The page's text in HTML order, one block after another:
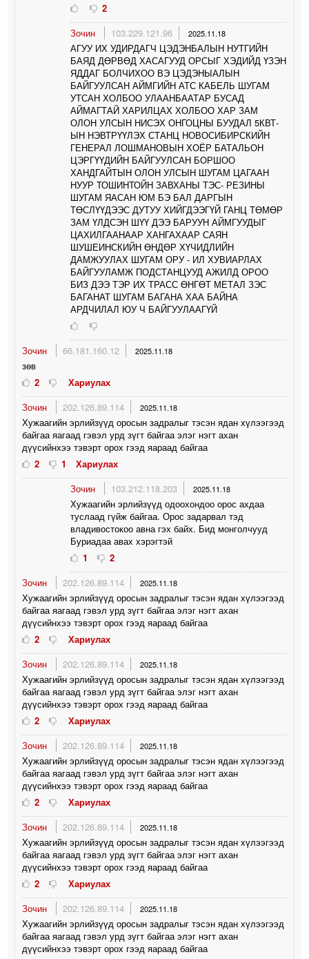
2
Зочин
103.229.121.96 2025.11.18
АГУУ ИХ УДИРДАГЧ ЦЭДЭНБАЛЫН НУТГИЙН
БАЯД ДӨРВӨД ХАСАГУУД ОРСЫГ ХЭДИЙД ҮЗЭН
ЯДДАГ БОЛЧИХОО ВЭ ЦЭДЭНЫАЛЫН
БАЙГУУЛСАН АЙМГИЙН АТС КАБЕЛЬ ШУГАМ
УТСАН ХОЛБОО УЛААНБААТАР БУСАД
АЙМАГТАЙ ХАРИЛЦАХ ХОЛБОО ХАР ЗАМ
ОЛОН УЛСЫН НИСЭХ ОНГОЦНЫ БУУДАЛ 5КВТ-
ЫН НЭВТРҮҮЛЭХ СТАНЦ НОВОСИБИРСКИЙН
ГЕНЕРАЛ ЛОШМАНОВЫН ХОЁР БАТАЛЬОН
ЦЭРГҮҮДИЙН БАЙГУУЛСАН БОРШОО
ХАНДГАЙТЫН ОЛОН УЛСЫН ШУГАМ ЦАГААН
НУУР ТОШИНТОЙН ЗАВХАНЫ ТЭС- РЕЗИНЫ
ШУГАМ ЯАСАН ЮМ БЭ БАЛ ДАРГЫН
ТӨСЛҮҮДЭЭС ДУТУУ ХИЙГДЭЭГҮЙ ГАНЦ ТӨМӨР
ЗАМ ҮЛДСЭН ШҮҮ ДЭЭ БАРУУН АЙМГУУДЫГ
ЦАХИЛГААНААР ХАНГАХААР САЯН
ШУШЕИНСКИЙН ӨНДӨР ХҮЧИДЛИЙН
ДАМЖУУЛАХ ШУГАМ ОРУ - ИЛ ХУВИАРЛАХ
БАЙГУУЛАМЖ ПОДСТАНЦУУД АЖИЛД ОРОО
БИЗ ДЭЭ ТЭР ИХ ТРАСС ӨНГӨТ МЕТАЛ ЗЭС
БАГАНАТ ШУГАМ БАГАНА ХАА БАЙНА
АРДЧИЛАЛ ЮУ Ч БАЙГУУЛААГҮЙ
Зочин 66.181.160.12 2025.11.18
зөв
2
Хариулах
Зочин
202.126.89.114 2025.11.18
Хужаагийн эрлийзүүд оросын задралыг тэсэн ядан хүлээгээд
байгаа яагаад гэвэл урд зүгт байгаа элэг нэгт ахан
дүүсийнхээ тэвэрт орох гээд яараад байгаа
2
1
Хариулах
Зочин
103.212.118.203 2025.11.18
Хужаагийн эрлийзүүд одоохондоо орос ахдаа
туслаад гүйж байгаа. Орос задарвал тэд
владивостокоо авна гэх байх. Бид монголчууд
Буриадаа авах хэрэгтэй
1
2
Зочин
202.126.89.114 2025.11.18
Хужаагийн эрлийзүүд оросын задралыг тэсэн ядан хүлээгээд
байгаа яагаад гэвэл урд зүгт байгаа элэг нэгт ахан
дүүсийнхээ тэвэрт орох гээд яараад байгаа
2
Хариулах
Зочин
202.126.89.114 2025.11.18
Хужаагийн эрлийзүүд оросын задралыг тэсэн ядан хүлээгээд
байгаа яагаад гэвэл урд зүгт байгаа элэг нэгт ахан
дүүсийнхээ тэвэрт орох гээд яараад байгаа
2
Хариулах
Зочин
202.126.89.114 2025.11.18
Хужаагийн эрлийзүүд оросын задралыг тэсэн ядан хүлээгээд
байгаа яагаад гэвэл урд зүгт байгаа элэг нэгт ахан
дүүсийнхээ тэвэрт орох гээд яараад байгаа
2
Хариулах
Зочин
202.126.89.114 2025.11.18
Хужаагийн эрлийзүүд оросын задралыг тэсэн ядан хүлээгээд
байгаа яагаад гэвэл урд зүгт байгаа элэг нэгт ахан
дүүсийнхээ тэвэрт орох гээд яараад байгаа
2
Хариулах
Зочин
202.126.89.114 2025.11.18
Хужаагийн эрлийзүүд оросын задралыг тэсэн ядан хүлээгээд
байгаа яагаад гэвэл урд зүгт байгаа элэг нэгт ахан
дүүсийнхээ тэвэрт орох гээд яараад байгаа